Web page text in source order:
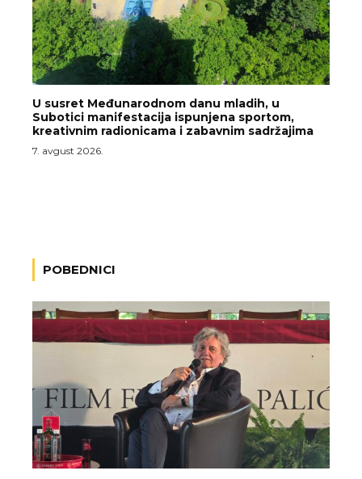
U susret Međunarodnom danu mladih, u
Subotici manifestacija ispunjena sportom,
kreativnim radionicama i zabavnim sadržajima
7. avgust 2026.
POBEDNICI